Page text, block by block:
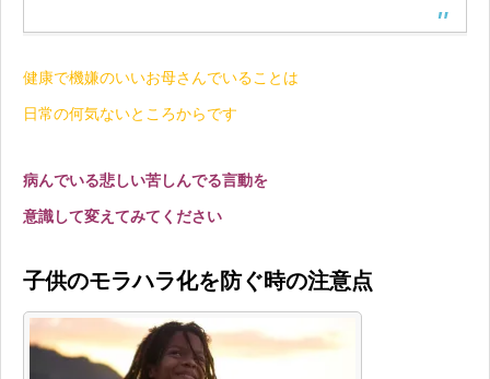
健康で機嫌のいいお母さんでいることは
日常の何気ないところからです
病んでいる悲しい苦しんでる言動を
意識して変えてみてください
子供のモラハラ化を防ぐ時の注意点